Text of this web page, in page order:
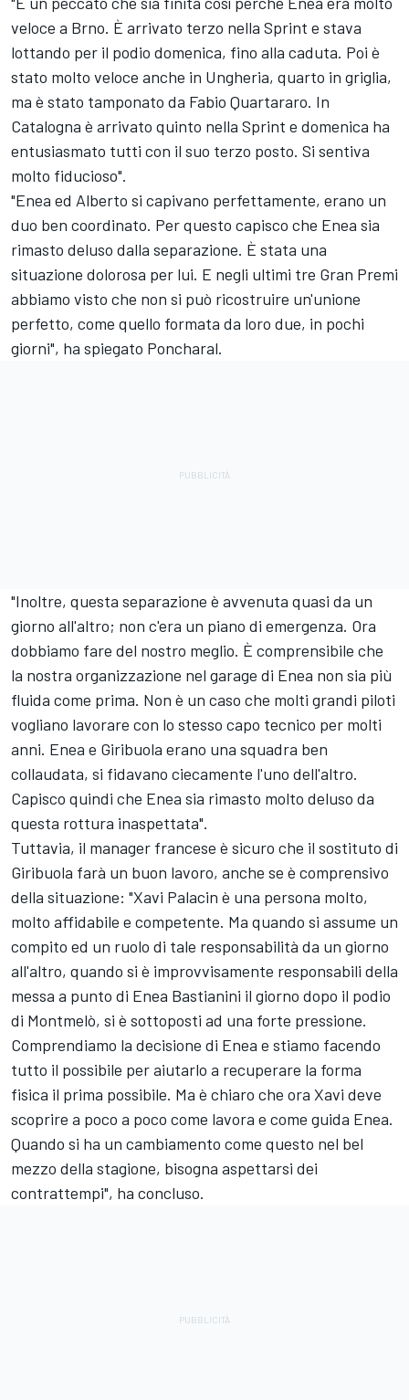
veloce a Brno. È arrivato terzo nella Sprint e stava
lottando per il podio domenica, fino alla caduta. Poi è
stato molto veloce anche in Ungheria, quarto in griglia,
ma è stato tamponato da Fabio Quartararo. In
Catalogna è arrivato quinto nella Sprint e domenica ha
entusiasmato tutti con il suo terzo posto. Si sentiva
molto fiducioso".
"Enea ed Alberto si capivano perfettamente, erano un
duo ben coordinato. Per questo capisco che Enea sia
rimasto deluso dalla separazione. È stata una
situazione dolorosa per lui. E negli ultimi tre Gran Premi
abbiamo visto che non si può ricostruire un'unione
perfetto, come quello formata da loro due, in pochi
giorni", ha spiegato Poncharal.
"Inoltre, questa separazione è avvenuta quasi da un
giorno all'altro; non c'era un piano di emergenza. Ora
dobbiamo fare del nostro meglio. È comprensibile che
la nostra organizzazione nel garage di Enea non sia più
fluida come prima. Non è un caso che molti grandi piloti
vogliano lavorare con lo stesso capo tecnico per molti
anni. Enea e Giribuola erano una squadra ben
collaudata, si fidavano ciecamente l'uno dell'altro.
Capisco quindi che Enea sia rimasto molto deluso da
questa rottura inaspettata".
Tuttavia, il manager francese è sicuro che il sostituto di
Giribuola farà un buon lavoro, anche se è comprensivo
della situazione: "Xavi Palacin è una persona molto,
molto affidabile e competente. Ma quando si assume un
compito ed un ruolo di tale responsabilità da un giorno
all'altro, quando si è improvvisamente responsabili della
messa a punto di Enea Bastianini il giorno dopo il podio
di Montmelò, si è sottoposti ad una forte pressione.
Comprendiamo la decisione di Enea e stiamo facendo
tutto il possibile per aiutarlo a recuperare la forma
fisica il prima possibile. Ma è chiaro che ora Xavi deve
scoprire a poco a poco come lavora e come guida Enea.
Quando si ha un cambiamento come questo nel bel
mezzo della stagione, bisogna aspettarsi dei
contrattempi", ha concluso.